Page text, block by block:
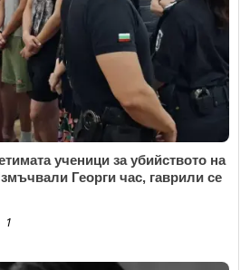
ученици за убийството на
Георги час, гаврили се
1